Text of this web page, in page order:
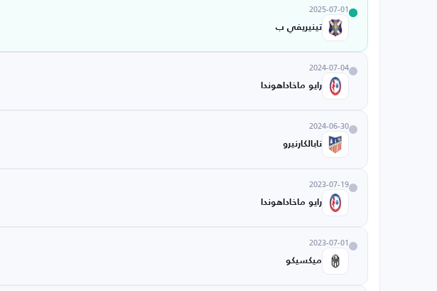
2025-07-01
تينيريفي ب
2024-07-04
رايو ماخاداهوندا
2024-06-30
نابالكارنيرو
2023-07-19
رايو ماخاداهوندا
2023-07-01
ميكسيكو